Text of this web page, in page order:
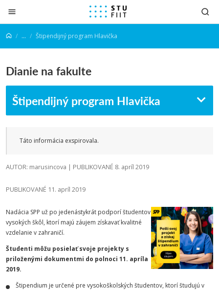
Prejsť na obsah
... Štipendijný program Hlavička
Dianie na fakulte
Štipendijný program Hlavička
Táto informácia exspirovala.
AUTOR: marusincova | PUBLIKOVANÉ 8. apríl 2019
PUBLIKOVANÉ 11. apríl 2019
Nadácia SPP už po jedenástykrát podporí študentov
vysokých škôl, ktorí majú záujem získavať kvalitné
vzdelanie v zahraničí.
Študenti môžu posielať svoje projekty s
priloženými dokumentmi do polnoci 11. apríla
2019.
Štipendium je určené pre vysokoškolských študentov, ktorí študujú v